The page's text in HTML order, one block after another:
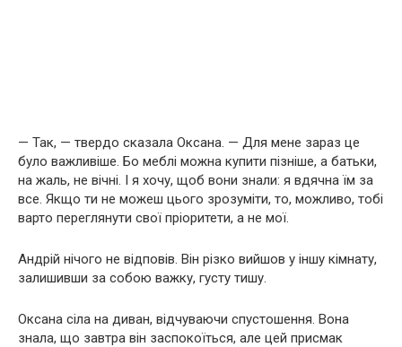
— Так, — твердо сказала Оксана. — Для мене зараз це
було важливіше. Бо меблі можна купити пізніше, а батьки,
на жаль, не вічні. І я хочу, щоб вони знали: я вдячна їм за
все. Якщо ти не можеш цього зрозуміти, то, можливо, тобі
варто переглянути свої пріоритети, а не мої.
Андрій нічого не відповів. Він різко вийшов у іншу кімнату,
залишивши за собою важку, густу тишу.
Оксана сіла на диван, відчуваючи спустошення. Вона
знала, що завтра він заспокоїться, але цей присмак